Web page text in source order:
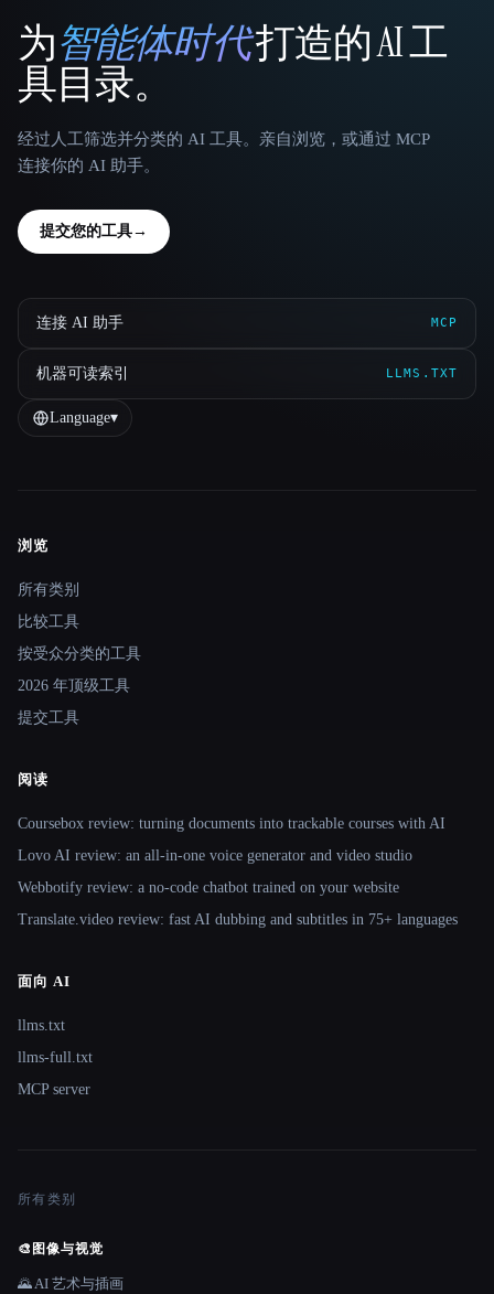
That AI Collection
为智能体时代打造的 AI 工
具目录。
经过人工筛选并分类的 AI 工具。亲自浏览，或通过 MCP
连接你的 AI 助手。
提交您的工具→
连接 AI 助手 MCP
机器可读索引 LLMS.TXT
Language▾
Site navigation
浏览
所有类别
比较工具
按受众分类的工具
2026 年顶级工具
提交工具
阅读
Coursebox review: turning documents into trackable courses with AI
Lovo AI review: an all-in-one voice generator and video studio
Webbotify review: a no-code chatbot trained on your website
Translate.video review: fast AI dubbing and subtitles in 75+ languages
面向 AI
llms.txt
llms-full.txt
MCP server
所有类别
🎨 图像与视觉
🌄 AI 艺术与插画